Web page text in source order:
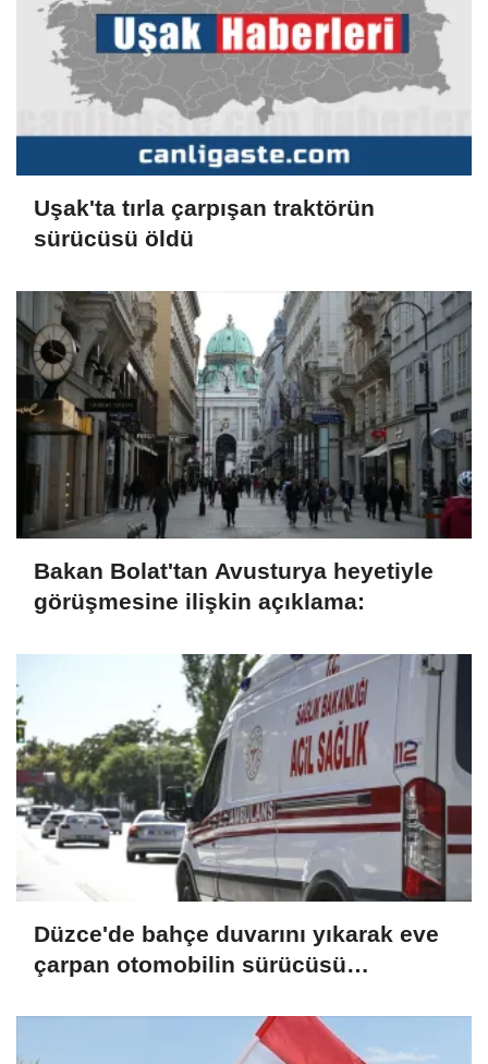
Uşak'ta tırla çarpışan traktörün
sürücüsü öldü
Bakan Bolat'tan Avusturya heyetiyle
görüşmesine ilişkin açıklama:
Düzce'de bahçe duvarını yıkarak eve
çarpan otomobilin sürücüsü